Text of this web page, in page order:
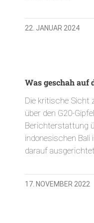
22. JANUAR 2024
Was geschah auf
Die kritische Sicht
über den G20-
Berichterstattung
indonesischen
darauf
17. NOVEMBER 2022